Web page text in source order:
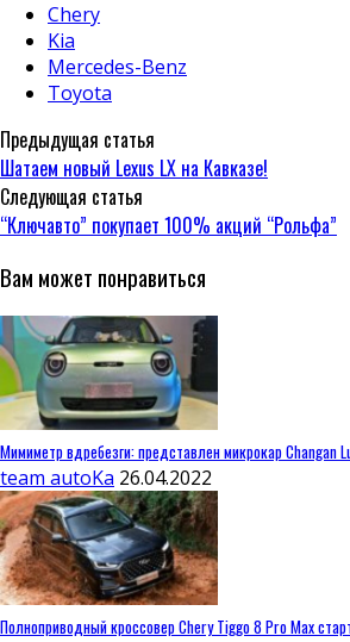
Chery
Kia
Mercedes-Benz
Toyota
Предыдущая статья
Шатаем новый Lexus LX на Кавказе!
Следующая статья
“Ключавто” покупает 100% акций “Рольфа”
Вам может понравиться
Мимиметр вдребезги: представлен микрокар Changan
team autoKa 26.04.2022
Полноприводный кроссовер Chery Tiggo 8 Pro Max